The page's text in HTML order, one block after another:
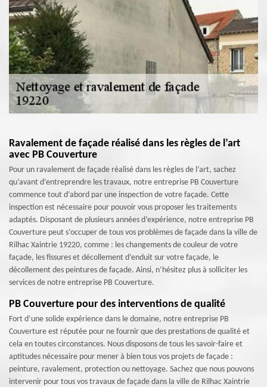
Ravalement de façade réalisé dans les règles de l’art
avec PB Couverture
Pour un ravalement de façade réalisé dans les règles de l’art, sachez
qu’avant d’entreprendre les travaux, notre entreprise PB Couverture
commence tout d’abord par une inspection de votre façade. Cette
inspection est nécessaire pour pouvoir vous proposer les traitements
adaptés. Disposant de plusieurs années d’expérience, notre entreprise PB
Couverture peut s’occuper de tous vos problèmes de façade dans la ville de
Rilhac Xaintrie 19220, comme : les changements de couleur de votre
façade, les fissures et décollement d’enduit sur votre façade, le
décollement des peintures de façade. Ainsi, n’hésitez plus à solliciter les
services de notre entreprise PB Couverture.
PB Couverture pour des interventions de qualité
Fort d’une solide expérience dans le domaine, notre entreprise PB
Couverture est réputée pour ne fournir que des prestations de qualité et
cela en toutes circonstances. Nous disposons de tous les savoir-faire et
aptitudes nécessaire pour mener à bien tous vos projets de façade :
peinture, ravalement, protection ou nettoyage. Sachez que nous pouvons
intervenir pour tous vos travaux de façade dans la ville de Rilhac Xaintrie